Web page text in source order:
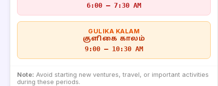
6:00 – 7:30 AM
GULIKA KALAM
குளிகை காலம்
9:00 – 10:30 AM
Note: Avoid starting new ventures, travel, or important activities
during these periods.